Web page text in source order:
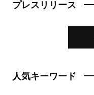
プレスリリース
人気キーワード